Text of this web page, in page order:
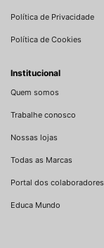
Política de Privacidade
Política de Cookies
Institucional
Quem somos
Trabalhe conosco
Nossas lojas
Todas as Marcas
Portal dos colaboradores
Educa Mundo